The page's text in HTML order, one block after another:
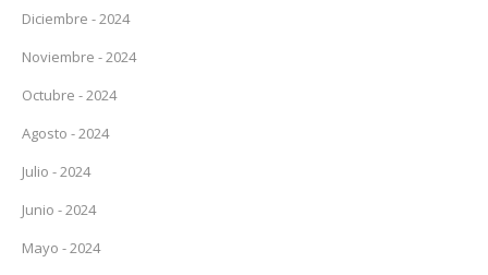
Diciembre - 2024
Noviembre - 2024
Octubre - 2024
Agosto - 2024
Julio - 2024
Junio - 2024
Mayo - 2024